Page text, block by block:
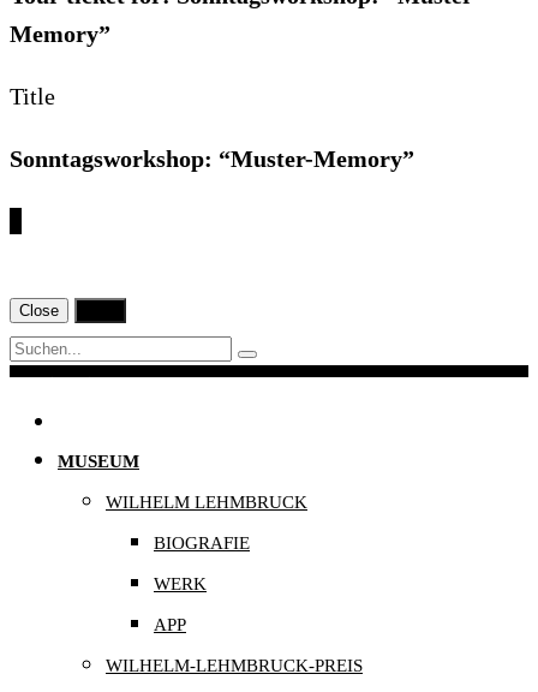
Memory”
Title
Sonntagsworkshop: “Muster-Memory”
Close
Navigation
MUSEUM
WILHELM LEHMBRUCK
BIOGRAFIE
WERK
APP
WILHELM-LEHMBRUCK-PREIS